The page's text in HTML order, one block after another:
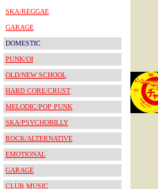
SKA/REGGAE
GARAGE
DOMESTIC
PUNK/OI
OLD/NEW SCHOOL
HARD CORE/CRUST
MELODIC/POP PUNK
SKA/PSYCHOBILLY
ROCK/ALTERNATIVE
EMOTIONAL
GARAGE
CLUB MUSIC